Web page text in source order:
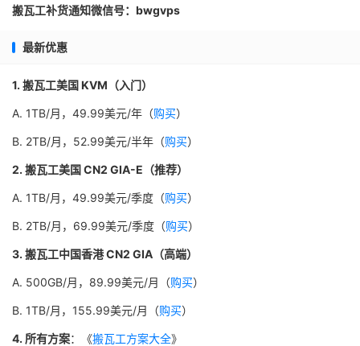
搬瓦工补货通知微信号：bwgvps
最新优惠
1. 搬瓦工美国 KVM（入门）
A. 1TB/月，49.99美元/年（购买）
B. 2TB/月，52.99美元/半年（购买）
2. 搬瓦工美国 CN2 GIA-E（推荐）
A. 1TB/月，49.99美元/季度（购买）
B. 2TB/月，69.99美元/季度（购买）
3. 搬瓦工中国香港 CN2 GIA（高端）
A. 500GB/月，89.99美元/月（购买）
B. 1TB/月，155.99美元/月（购买）
4. 所有方案：《搬瓦工方案大全》